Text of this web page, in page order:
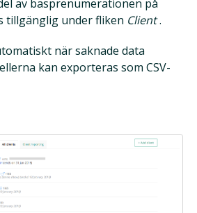
av basprenumerationen på
tillgänglig under fliken Client.
när saknade data
kan exporteras som CSV-